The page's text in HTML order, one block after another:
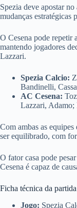
Spezia deve apostar
mudanças estratégicas
O Cesena pode repetir
mantendo jogadores
Lazzari.
Spezia Calcio:
Bandinelli,
AC Cesena:
Lazzari, Adamo;
Com ambas as
ser equilibrado, com
O fator casa pode
Cesena é capaz de
Ficha técnica da partida
Jogo: Spezia